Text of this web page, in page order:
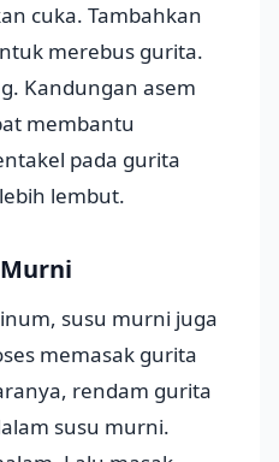
cuka. Tambahkan
merebus gurita.
Kandungan asem
membantu
pada gurita
lembut.
susu murni juga
memasak gurita
rendam gurita
susu murni.